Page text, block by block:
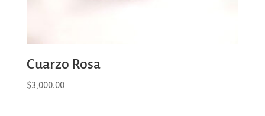
Cuarzo Rosa
$3,000.00